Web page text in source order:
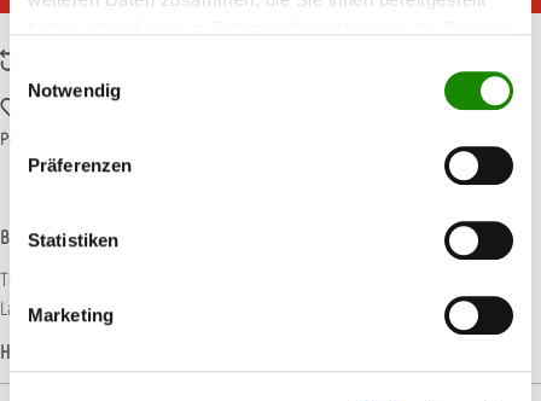
Einwilligungsauswahl
Notwendig
Präferenzen
Statistiken
Marketing
Zum Merkzettel hinzufügen
Produktnummer:
Beschreibung
Temperaturbeständiges Premium-Abdeckband für hochwertige
Lackierarbeiten mit anschließender Infrarot- oder Ofentrocknung bis…Mehr
Hersteller-Informationen